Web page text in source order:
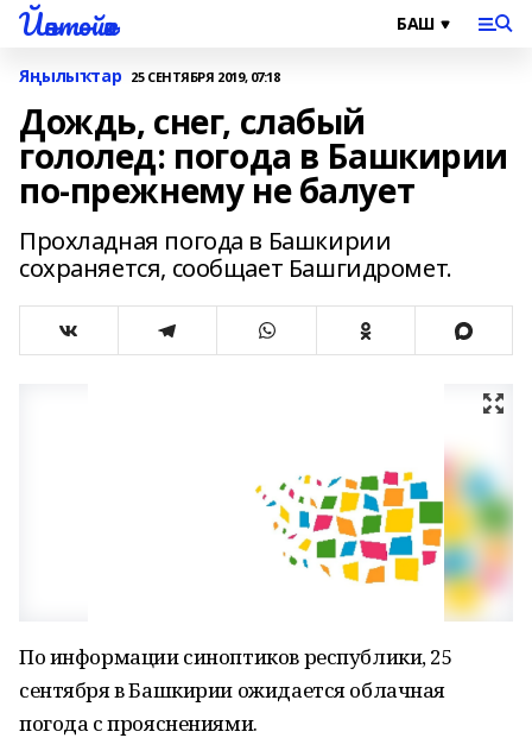
Йәнтөйәк
Яңылыҡтар 25 СЕНТЯБРЯ 2019, 07:18
Дождь, снег, слабый
гололед: погода в Башкирии
по-прежнему не балует
Прохладная погода в Башкирии
сохраняется, сообщает Башгидромет.
По информации синоптиков республики, 25
сентября в Башкирии ожидается облачная
погода с прояснениями.